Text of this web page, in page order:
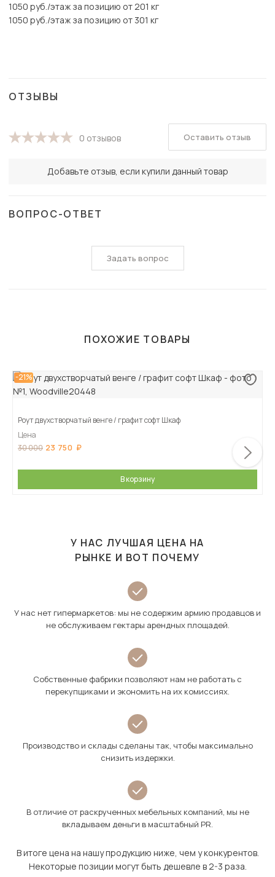
1050 руб./этаж за позицию от 201 кг
1050 руб./этаж за позицию от 301 кг
ОТЗЫВЫ
0 отзывов
Добавьте отзыв, если купили данный товар
Оставить отзыв
ВОПРОС-ОТВЕТ
Задать вопрос
ПОХОЖИЕ ТОВАРЫ
-21%
Роут двухстворчатый венге / графит софт Шкаф
Цена
30 000 23 750
В корзину
У НАС ЛУЧШАЯ ЦЕНА НА
РЫНКЕ И ВОТ ПОЧЕМУ
У нас нет гипермаркетов: мы не содержим армию продавцов и
не обслуживаем гектары арендных площадей.
Собственные фабрики позволяют нам не работать с
перекупщиками и экономить на их комиссиях.
Производство и склады сделаны так, чтобы максимально
снизить издержки.
В отличие от раскрученных мебельных компаний, мы не
вкладываем деньги в масштабный PR.
В итоге цена на нашу продукцию ниже, чем у конкурентов.
Некоторые позиции могут быть дешевле в 2-3 раза.